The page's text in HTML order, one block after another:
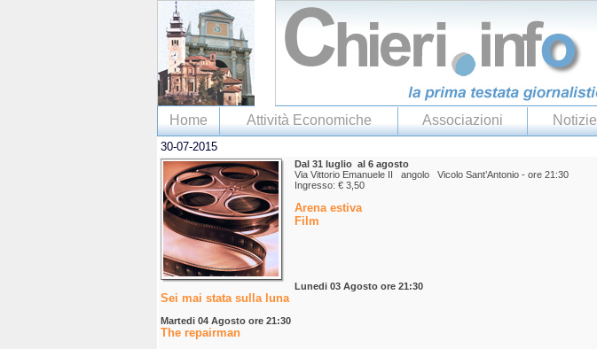
Home Attività Economiche Associazioni Notizie
30-07-2015
Dal 31 luglio al 6 agosto
Via Vittorio Emanuele II angolo Vicolo Sant’Antonio - ore 21:30
Ingresso: € 3,50
Arena estiva
Film
Lunedi 03 Agosto ore 21:30
Sei mai stata sulla luna
Martedi 04 Agosto ore 21:30
The repairman